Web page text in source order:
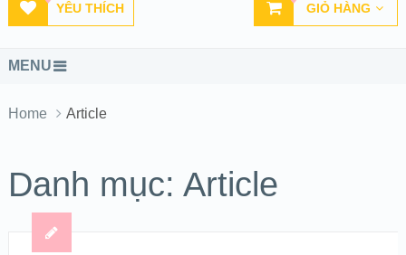
YÊU THÍCH GIỎ HÀNG
MENU
Home Article
Danh mục: Article